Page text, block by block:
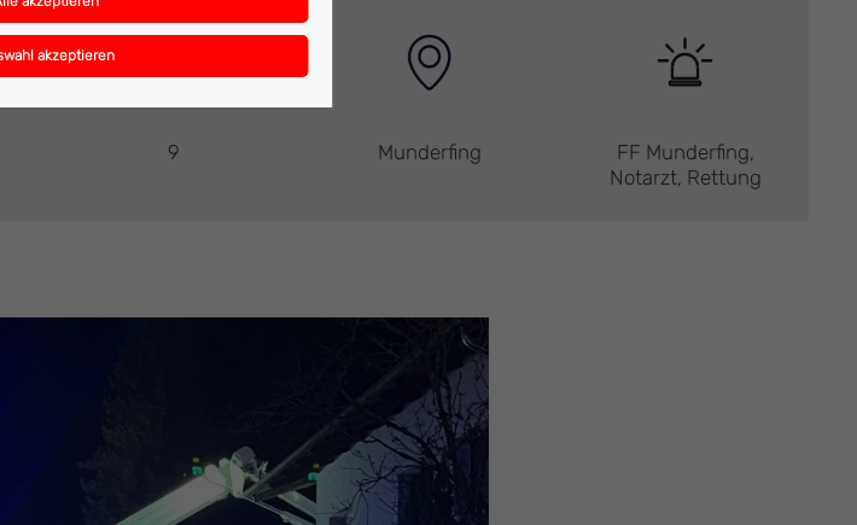
9 Munderfing
FF Munderfing,
Notarzt, Rettung